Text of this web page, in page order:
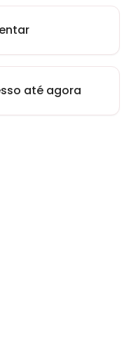
até agora